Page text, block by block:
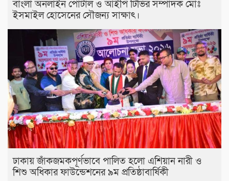
বাংলা অনলাইন পোর্টাল ও আইপি টিভির সম্পাদক মোঃ
ইসমাইল হোসেনের সৌজন্য সাক্ষাৎ।
ঢাকায় জাঁকজমকপূর্ণভাবে পালিত হলো এশিয়ান নারী ও
শিশু অধিকার ফাউন্ডেশনের ৯ম প্রতিষ্ঠাবার্ষিকী